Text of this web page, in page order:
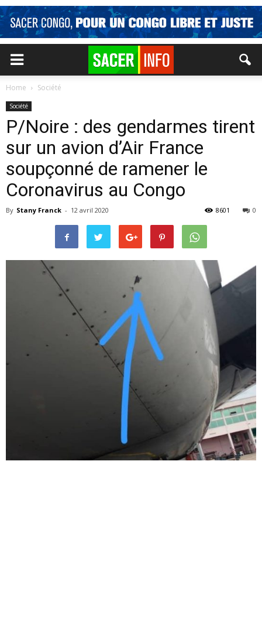
Home Société
Société
P/Noire : des gendarmes tirent
sur un avion d’Air France
soupçonné de ramener le
Coronavirus au Congo
By Stany Franck - 12 avril 2020 0
8601